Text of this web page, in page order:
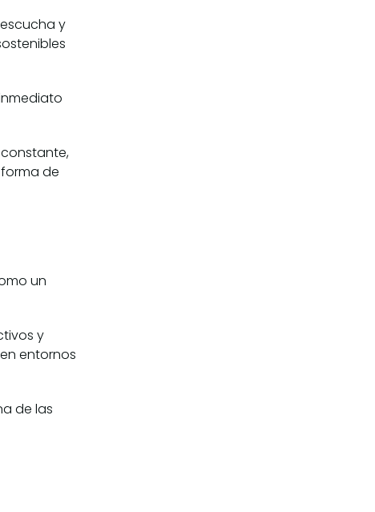
y
de
un
y
entornos
de las